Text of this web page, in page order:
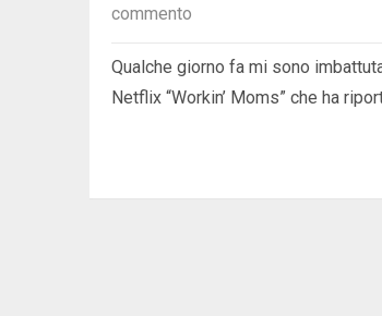
commento
Qualche giorno fa mi sono
Netflix “Workin’ Moms” che ha